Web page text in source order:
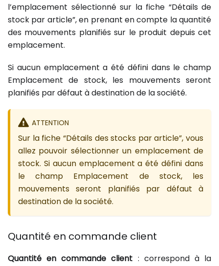
l’emplacement sélectionné sur la fiche “Détails de
stock par article”, en prenant en compte la quantité
des mouvements planifiés sur le produit depuis cet
emplacement.
Si aucun emplacement a été défini dans le champ
Emplacement de stock, les mouvements seront
planifiés par défaut à destination de la société.
ATTENTION
Sur la fiche “Détails des stocks par article”, vous
allez pouvoir sélectionner un emplacement de
stock. Si aucun emplacement a été défini dans
le champ Emplacement de stock, les
mouvements seront planifiés par défaut à
destination de la société.
Quantité en commande client
Quantité en commande client : correspond à la